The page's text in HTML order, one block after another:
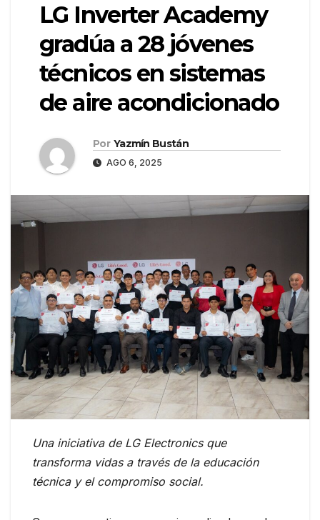
LG Inverter Academy
gradúa a 28 jóvenes
técnicos en sistemas
de aire acondicionado
Por Yazmín Bustán
AGO 6, 2025
Una iniciativa de LG Electronics que
transforma vidas a través de la educación
técnica y el compromiso social.